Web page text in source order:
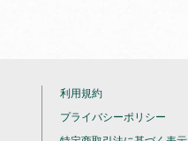
利用規約
プライバシーポリシー